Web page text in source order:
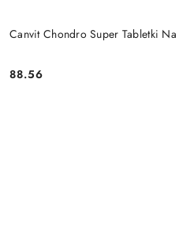
Canvit Chondro Super Tabletki
Cena:
88.56